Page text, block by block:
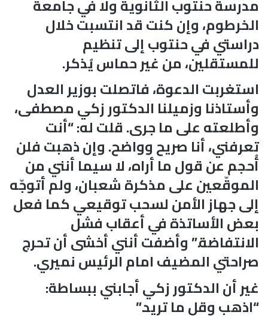
مدرسة حنتوب الثانوية ولا في جامعة
الخرطوم، وإن كنت قد انتسبت خلال
دراستي في حنتوب إلى تنظيم
للمستقلين، من غير حماس يُذكر.
استغربت الدعوة، فاتصلت بوزير العدل
وأستاذنا وزميلنا الدكتور زكي مصطفى،
وأطلعته على ما جرى. قلت له: “أنت
تعرفني، أنا صريح وواضح. وإن ذهبت فلن
أُحجم عن قول ما أراه، لا سيما أنني من
الموقّعين على مذكرة شعبان، ولم أتوجّه
إلى جهاز الأمن لسحب توقيعي كما فعل
بعض الأساتذة في أعقاب فشل
الانتفاضة.” وأضفت أنني أخشى أن تحرج
صراحتي المضيف امام الرئيس نميري.
غير أن الدكتور زكي أجابني ببساطة:
“اذهب وقل ما تريد.”